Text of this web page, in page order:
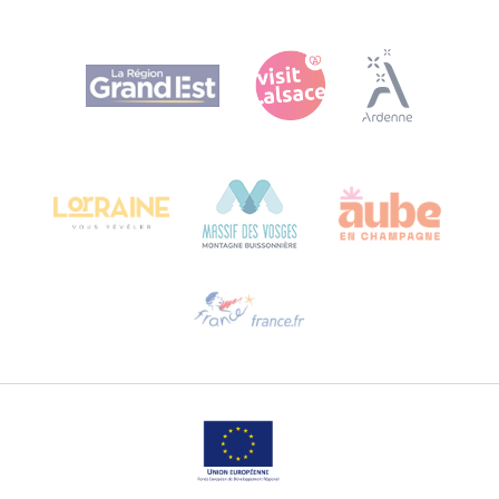
Agence Régionale du Tourisme Grand Est
Bureau de Colmar (Hauptverwaltung)
Sprechen Sie uns per E-Mail an